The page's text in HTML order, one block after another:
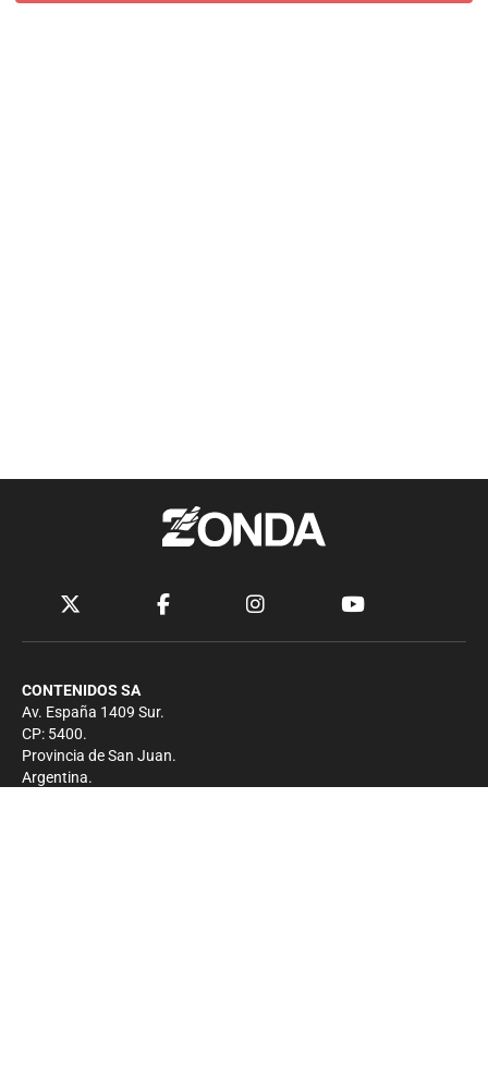
CONTENIDOS SA
Av. España 1409 Sur.
CP: 5400.
Provincia de San Juan.
Argentina.